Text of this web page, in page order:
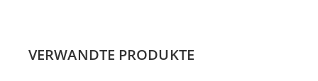
VERWANDTE PRODUKTE